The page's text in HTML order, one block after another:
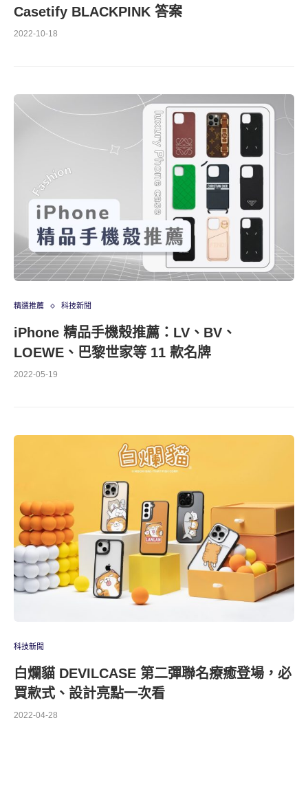
Casetify BLACKPINK 答案
2022-10-18
精選推薦 科技新聞
iPhone 精品手機殼推薦：LV、BV、
LOEWE、巴黎世家等 11 款名牌
2022-05-19
科技新聞
白爛貓 DEVILCASE 第二彈聯名療癒登場，必
買款式、設計亮點一次看
2022-04-28